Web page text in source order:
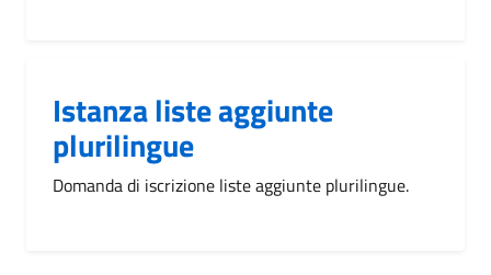
Istanza liste aggiunte
plurilingue
Domanda di iscrizione liste aggiunte plurilingue.